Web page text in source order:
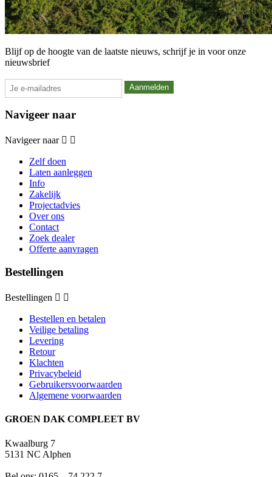
Blijf op de hoogte van de laatste nieuws, schrijf je in voor onze
nieuwsbrief
Navigeer naar
Navigeer naar  
Zelf doen
Laten aanleggen
Info
Zakelijk
Projectadvies
Over ons
Contact
Zoek dealer
Offerte aanvragen
Bestellingen
Bestellingen  
Bestellen en betalen
Veilige betaling
Levering
Retour
Klachten
Privacybeleid
Gebruikersvoorwaarden
Algemene voorwaarden
GROEN DAK COMPLEET BV
Kwaalburg 7
5131 NC Alphen